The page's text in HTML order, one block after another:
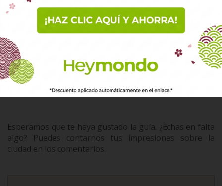
Enlaces útiles
https://www.kua-
Ubicación de Kua Aina en AquaCity Odaiba:
https://goo.gl/maps/Rux83QgAobTuGgvKA
Esperamos que te haya gustado la guía. ¿Echas en falta
algo? Puedes contarnos tus impresiones sobre la
ciudad en los comentarios.